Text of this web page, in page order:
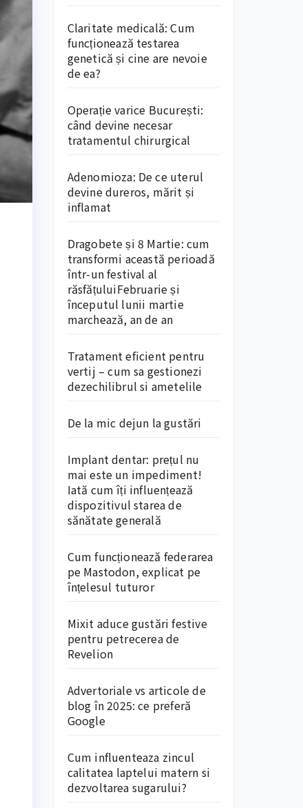
Claritate medicală: Cum
funcționează testarea
genetică și cine are nevoie
de ea?
Operație varice București:
când devine necesar
tratamentul chirurgical
Adenomioza: De ce uterul
devine dureros, mărit și
inflamat
Dragobete și 8 Martie: cum
transformi această perioadă
într-un festival al
răsfățuluiFebruarie și
începutul lunii martie
marchează, an de an
Tratament eficient pentru
vertij – cum sa gestionezi
dezechilibrul si ametelile
De la mic dejun la gustări
Implant dentar: prețul nu
mai este un impediment!
Iată cum îți influențează
dispozitivul starea de
sănătate generală
Cum funcționează federarea
pe Mastodon, explicat pe
înțelesul tuturor
Mixit aduce gustări festive
pentru petrecerea de
Revelion
Advertoriale vs articole de
blog în 2025: ce preferă
Google
Cum influenteaza zincul
calitatea laptelui matern si
dezvoltarea sugarului?